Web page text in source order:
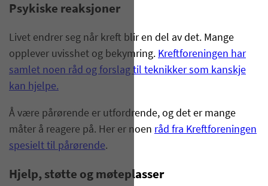
Psykiske reaksjoner
Livet endrer seg når kreft blir en del av det. Mange
opplever uvisshet og bekymring. Kreftforeningen har
samlet noen råd og forslag til teknikker som kanskje
kan hjelpe.
Å være pårørende er utfordrende, og det er mange
måter å reagere på. Her er noen råd fra Kreftforeningen
spesielt til pårørende.
Hjelp, støtte og møteplasser